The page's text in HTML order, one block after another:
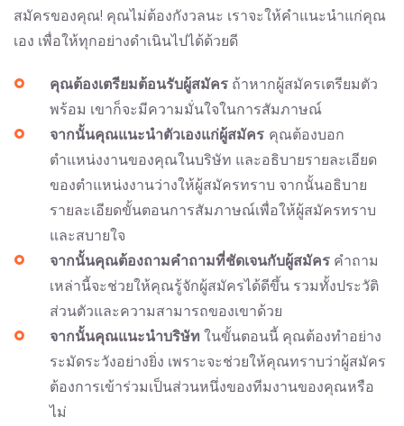
สมัครของคุณ! คุณไม่ต้องกังวลนะ เราจะให้คำแนะนำแก่คุณ
เอง เพื่อให้ทุกอย่างดำเนินไปได้ด้วยดี
คุณต้องเตรียมต้อนรับผู้สมัคร ถ้าหากผู้สมัครเตรียมตัว
พร้อม เขาก็จะมีความมั่นใจในการสัมภาษณ์
จากนั้นคุณแนะนำตัวเองแก่ผู้สมัคร คุณต้องบอก
ตำแหน่งงานของคุณในบริษัท และอธิบายรายละเอียด
ของตำแหน่งงานว่างให้ผู้สมัครทราบ จากนั้นอธิบาย
รายละเอียดขั้นตอนการสัมภาษณ์เพื่อให้ผู้สมัครทราบ
และสบายใจ
จากนั้นคุณต้องถามคำถามที่ชัดเจนกับผู้สมัคร คำถาม
เหล่านี้จะช่วยให้คุณรู้จักผู้สมัครได้ดีขึ้น รวมทั้งประวัติ
ส่วนตัวและความสามารถของเขาด้วย
จากนั้นคุณแนะนำบริษัท ในขั้นตอนนี้ คุณต้องทำอย่าง
ระมัดระวังอย่างยิ่ง เพราะจะช่วยให้คุณทราบว่าผู้สมัคร
ต้องการเข้าร่วมเป็นส่วนหนึ่งของทีมงานของคุณหรือ
ไม่